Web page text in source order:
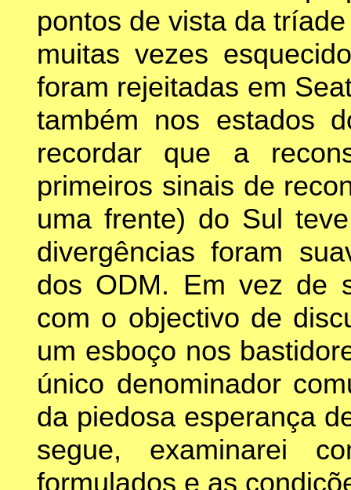
pontos de vista da
muitas vezes
foram rejeitadas em
também nos estados
recordar que a
primeiros sinais de
uma frente) do Sul
divergências foram
dos ODM. Em vez de
com o objectivo de
um esboço nos
único denominador
da piedosa esperança
segue, examinarei
formulados e as